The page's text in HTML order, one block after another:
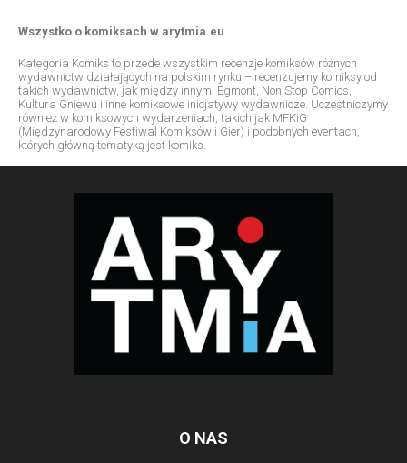
Wszystko o komiksach w arytmia.eu
Kategoria Komiks to przede wszystkim recenzje komiksów różnych
wydawnictw działających na polskim rynku – recenzujemy komiksy od
takich wydawnictw, jak między innymi Egmont, Non Stop Comics,
Kultura Gniewu i inne komiksowe inicjatywy wydawnicze. Uczestniczymy
również w komiksowych wydarzeniach, takich jak MFKiG
(Międzynarodowy Festiwal Komiksów i Gier) i podobnych eventach,
których główną tematyką jest komiks.
O NAS